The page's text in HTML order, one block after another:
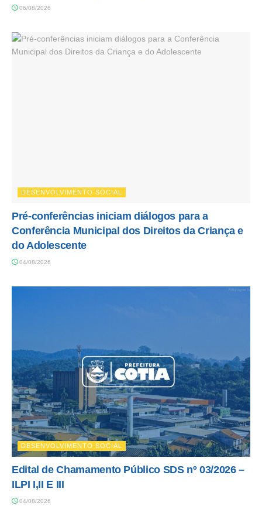
06/08/2026
DESENVOLVIMENTO SOCIAL
Pré-conferências iniciam diálogos para a
Conferência Municipal dos Direitos da Criança e
do Adolescente
04/08/2026
DESENVOLVIMENTO SOCIAL
Edital de Chamamento Público SDS nº 03/2026 –
ILPI I,II E III
04/08/2026